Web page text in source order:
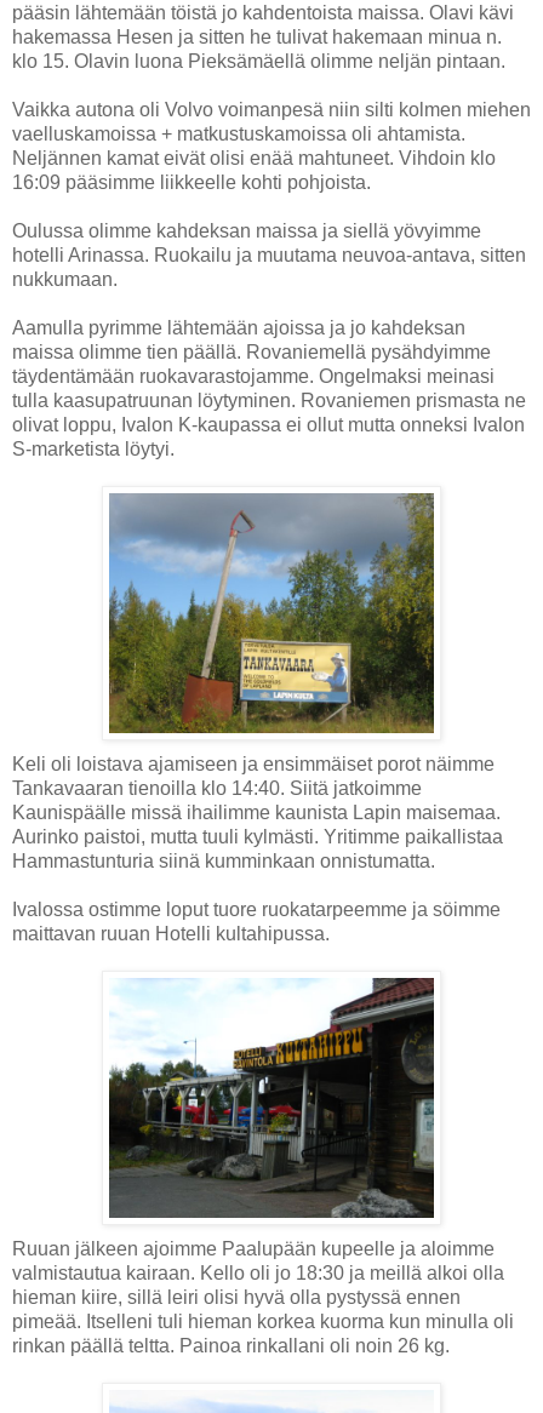
pääsin lähtemään töistä jo kahdentoista maissa. Olavi kävi
hakemassa Hesen ja sitten he tulivat hakemaan minua n.
klo 15. Olavin luona Pieksämäellä olimme neljän pintaan.
Vaikka autona oli Volvo voimanpesä niin silti kolmen miehen
vaelluskamoissa + matkustuskamoissa oli ahtamista.
Neljännen kamat eivät olisi enää mahtuneet. Vihdoin klo
16:09 pääsimme liikkeelle kohti pohjoista.
Oulussa olimme kahdeksan maissa ja siellä yövyimme
hotelli Arinassa. Ruokailu ja muutama neuvoa-antava, sitten
nukkumaan.
Aamulla pyrimme lähtemään ajoissa ja jo kahdeksan
maissa olimme tien päällä. Rovaniemellä pysähdyimme
täydentämään ruokavarastojamme. Ongelmaksi meinasi
tulla kaasupatruunan löytyminen. Rovaniemen prismasta ne
olivat loppu, Ivalon K-kaupassa ei ollut mutta onneksi Ivalon
S-marketista löytyi.
Keli oli loistava ajamiseen ja ensimmäiset porot näimme
Tankavaaran tienoilla klo 14:40. Siitä jatkoimme
Kaunispäälle missä ihailimme kaunista Lapin maisemaa.
Aurinko paistoi, mutta tuuli kylmästi. Yritimme paikallistaa
Hammastunturia siinä kumminkaan onnistumatta.
Ivalossa ostimme loput tuore ruokatarpeemme ja söimme
maittavan ruuan Hotelli kultahipussa.
Ruuan jälkeen ajoimme Paalupään kupeelle ja aloimme
valmistautua kairaan. Kello oli jo 18:30 ja meillä alkoi olla
hieman kiire, sillä leiri olisi hyvä olla pystyssä ennen
pimeää. Itselleni tuli hieman korkea kuorma kun minulla oli
rinkan päällä teltta. Painoa rinkallani oli noin 26 kg.